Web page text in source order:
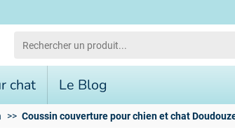
chat Le Blog
Coussin couverture pour chien et chat